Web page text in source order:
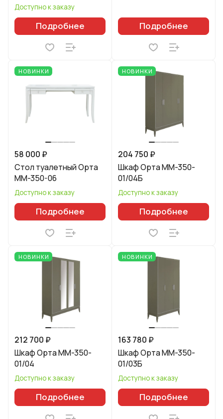
Доступно к заказу
Подробнее Подробнее
НОВИНКИ
58 000 ₽
Стол туалетный Орта
ММ-350-06
Доступно к заказу
Подробнее
НОВИНКИ
204 750 ₽
Шкаф Орта ММ-350-
01/04Б
Доступно к заказу
Подробнее
НОВИНКИ
212 700 ₽
Шкаф Орта ММ-350-
01/04
Доступно к заказу
Подробнее
НОВИНКИ
163 780 ₽
Шкаф Орта ММ-350-
01/03Б
Доступно к заказу
Подробнее